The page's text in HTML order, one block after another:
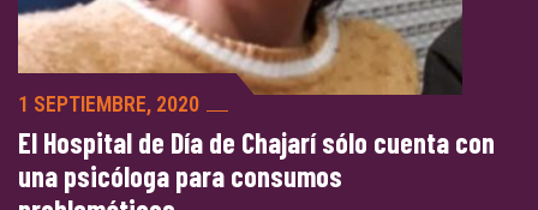
1 SEPTIEMBRE, 2020
El Hospital de Día de Chajarí sólo cuenta con
una psicóloga para consumos